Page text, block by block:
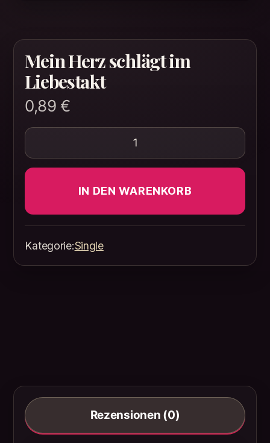
Mein Herz schlägt im
Liebestakt
0,89 €
Mein Herz schlägt im
IN DEN WARENKORB
Kategorie:Single
Rezensionen (0)